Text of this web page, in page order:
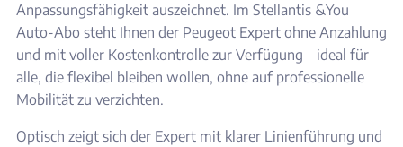
Anpassungsfähigkeit auszeichnet. Im Stellantis &You
Auto-Abo steht Ihnen der Peugeot Expert ohne Anzahlung
und mit voller Kostenkontrolle zur Verfügung – ideal für
alle, die flexibel bleiben wollen, ohne auf professionelle
Mobilität zu verzichten.
Optisch zeigt sich der Expert mit klarer Linienführung und